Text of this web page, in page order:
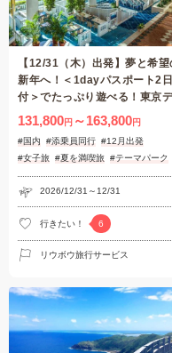
【12/31（木）出発】夢と希望
新年へ！＜1dayパスポート2
付＞でたっぷり遊べる！東京
ズニーリゾート®３日間～添乗
同行～
131,800円 ～163,800円
#国内
#添乗員同行 #12月出発
#女子旅 #夏を満喫旅 #テーマパーク
2026/12/31～12/31
行きたい！ 6
リウボウ旅行サービス